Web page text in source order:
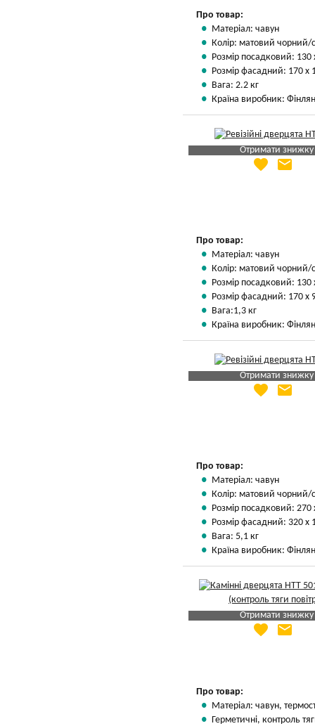
Про товар:
Матеріал: чавун
Колір: матовий чорний/
Розмір посадковий:
Розмір фасадний: 170 х
Вага: 2.2 кг
Країна виробник:
Отримати знижку
Яка Ваша ціна
favorite email
Про товар:
Матеріал: чавун
Колір: матовий чорний/
Розмір посадковий: 130
Розмір фасадний: 170 х
Вага:1,3 кг
Країна виробник:
Отримати знижку
Яка Ваша ціна
favorite email
Про товар:
Матеріал: чавун
Колір: матовий чорний/
Розмір посадковий:
Розмір фасадний: 320 х
Вага: 5,1 кг
Країна виробник:
Отримати знижку
Яка Ваша ціна
favorite email
Про товар:
Матеріал: чавун,
Герметичні, контроль